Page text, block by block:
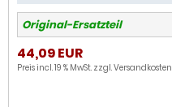
Original-Ersatzteil
44,09 EUR
Preis incl. 19 % MwSt. zzgl.Versandkosten